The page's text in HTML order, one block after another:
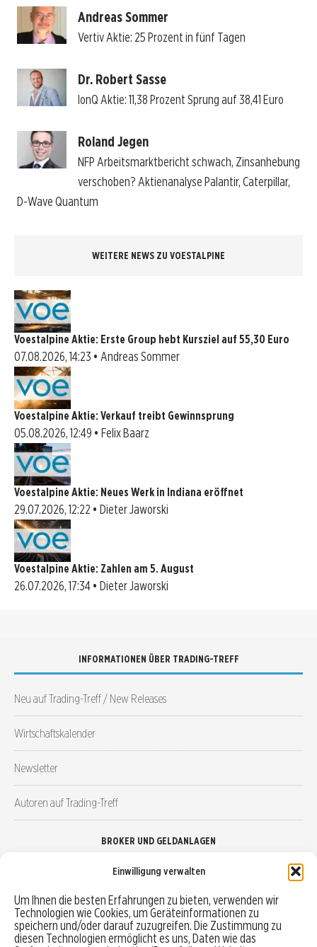
Einwilligung verwalten
Um Ihnen die besten Erfahrungen zu bieten, verwenden wir
Technologien wie Cookies, um Geräteinformationen zu
speichern und/oder darauf zuzugreifen. Die Zustimmung zu
diesen Technologien ermöglicht es uns, Daten wie das
Andreas Sommer
Vertiv Aktie: 25 Prozent in fünf Tagen
Dr. Robert Sasse
IonQ Aktie: 11,38 Prozent Sprung auf 38,41 Euro
Roland Jegen
NFP Arbeitsmarktbericht schwach, Zinsanhebung
verschoben? Aktienanalyse Palantir, Caterpillar,
D-Wave Quantum
WEITERE NEWS ZU VOESTALPINE
Voestalpine Aktie: Erste Group hebt Kursziel auf 55,30 Euro
07.08.2026, 14:23 • Andreas Sommer
Voestalpine Aktie: Verkauf treibt Gewinnsprung
05.08.2026, 12:49 • Felix Baarz
Voestalpine Aktie: Neues Werk in Indiana eröffnet
29.07.2026, 12:22 • Dieter Jaworski
Voestalpine Aktie: Zahlen am 5. August
26.07.2026, 17:34 • Dieter Jaworski
INFORMATIONEN ÜBER TRADING-TREFF
Neu auf Trading-Treff / New Releases
Wirtschaftskalender
Newsletter
Autoren auf Trading-Treff
BROKER UND GELDANLAGEN
Robo-Advisor vergleichen